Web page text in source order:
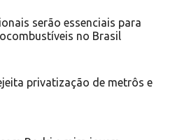
serão essenciais para
no Brasil
privatização de metrôs e